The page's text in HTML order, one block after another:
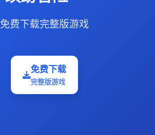
免费下载完整版游戏
免费下载
完整版游戏